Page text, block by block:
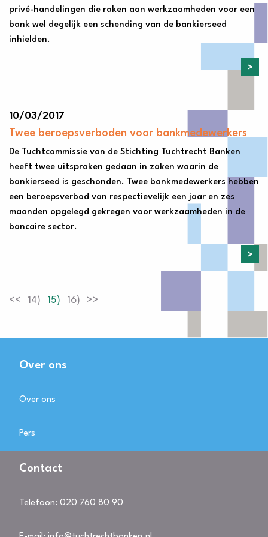
privé-handelingen die raken aan werkzaamheden voor een
bank wel degelijk een schending van de bankierseed
inhielden.
10/03/2017
Twee beroepsverboden voor bankmedewerkers
De Tuchtcommissie van de Stichting Tuchtrecht Banken
heeft twee uitspraken gedaan in zaken waarin de
bankierseed is geschonden. Twee bankmedewerkers hebben
een beroepsverbod van respectievelijk een jaar en zes
maanden opgelegd gekregen voor werkzaamheden in de
bancaire sector.
<< 14 15 16 >>
Over ons
Over ons
Pers
Contact
Telefoon: 020 760 80 90